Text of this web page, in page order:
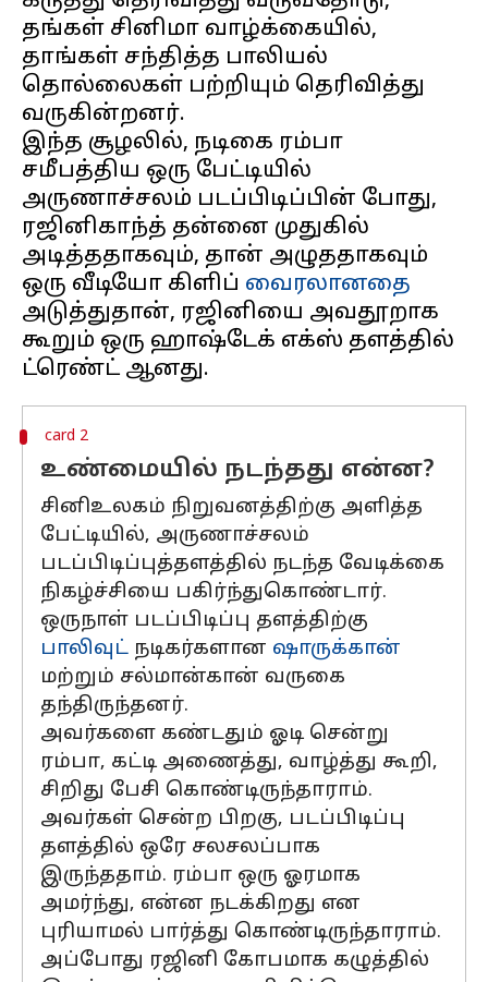
தங்கள் சினிமா வாழ்க்கையில்,
தாங்கள் சந்தித்த பாலியல்
தொல்லைகள் பற்றியும் தெரிவித்து
வருகின்றனர்.
இந்த சூழலில், நடிகை ரம்பா
சமீபத்திய ஒரு பேட்டியில்
அருணாச்சலம் படப்பிடிப்பின் போது,
ரஜினிகாந்த் தன்னை முதுகில்
அடித்ததாகவும், தான் அழுததாகவும்
ஒரு வீடியோ கிளிப் வைரலானதை
அடுத்துதான், ரஜினியை அவதூறாக
கூறும் ஒரு ஹாஷ்டேக் எக்ஸ் தளத்தில்
card 2
உண்மையில் நடந்தது என்ன?
சினிஉலகம் நிறுவனத்திற்கு அளித்த
பேட்டியில், அருணாச்சலம்
படப்பிடிப்புத்தளத்தில் நடந்த வேடிக்கை
நிகழ்ச்சியை பகிர்ந்துகொண்டார்.
ஒருநாள் படப்பிடிப்பு தளத்திற்கு
பாலிவுட் நடிகர்களான ஷாருக்கான்
மற்றும் சல்மான்கான் வருகை
தந்திருந்தனர்.
அவர்களை கண்டதும் ஓடி சென்று
ரம்பா, கட்டி அணைத்து, வாழ்த்து கூறி,
சிறிது பேசி கொண்டிருந்தாராம்.
அவர்கள் சென்ற பிறகு, படப்பிடிப்பு
தளத்தில் ஒரே சலசலப்பாக
இருந்ததாம். ரம்பா ஒரு ஓரமாக
அமர்ந்து, என்ன நடக்கிறது என
புரியாமல் பார்த்து கொண்டிருந்தாராம்.
அப்போது ரஜினி கோபமாக கழுத்தில்